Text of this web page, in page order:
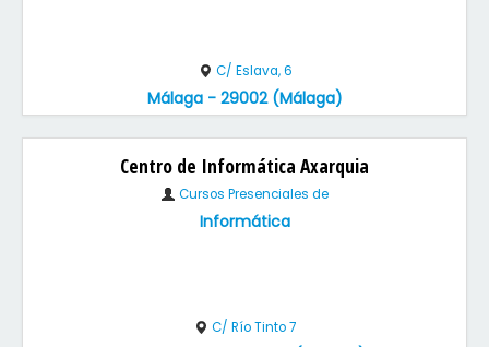
C/ Eslava, 6
Málaga - 29002 (Málaga)
Centro de Informática Axarquia
Cursos Presenciales de
Informática
C/ Río Tinto 7